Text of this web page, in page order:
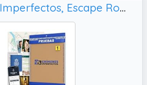
Crímenes Imperfectos, Escape Room Juego de Mesa Resuelve el Crimen como Detective.